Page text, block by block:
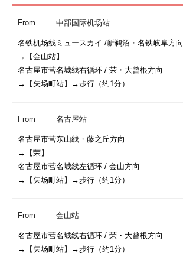
From 中部国际机场站
名铁机场线ミュースカイ /新鹈沼・名铁岐阜方向
→【金山站】
名古屋市营名城线右循环 / 荣・大曾根方向
From 名古屋站
名古屋市营东山线・藤之丘方向
→【荣】
名古屋市营名城线左循环 / 金山方向
→【矢场町站】→步行（约1分）
From 金山站
名古屋市营名城线右循环 / 荣・大曾根方向